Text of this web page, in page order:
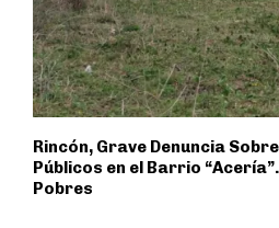
Rincón, Grave Denuncia
Públicos en el Barrio
Pobres